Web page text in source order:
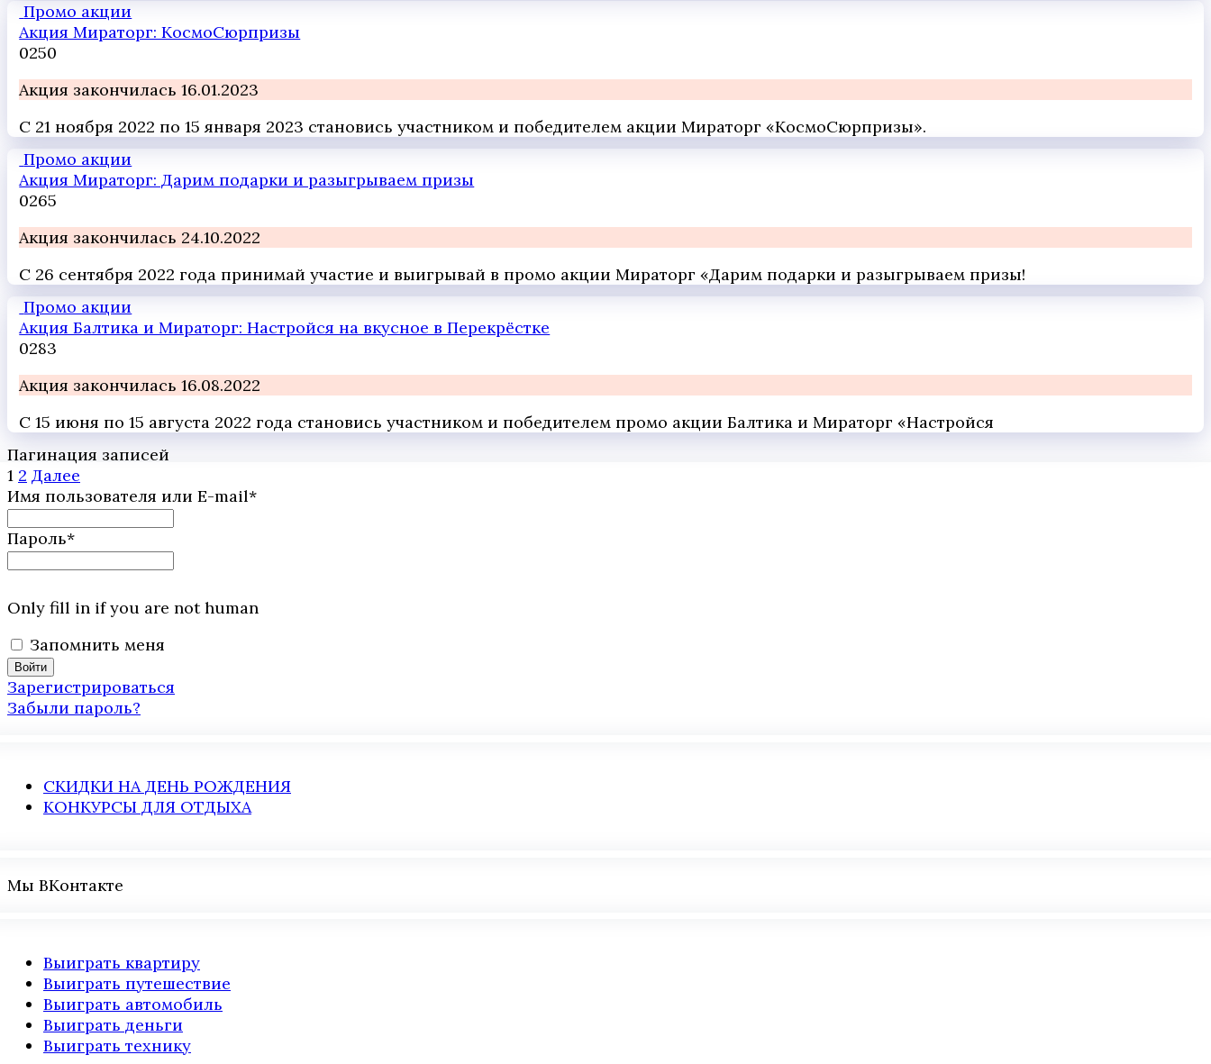
Промо акции
Акция Мираторг: КосмоСюрпризы
0250
Акция закончилась 16.01.2023
С 21 ноября 2022 по 15 января 2023 становись участником и победителем акции Мираторг «КосмоСюрпризы».
Промо акции
Акция Мираторг: Дарим подарки и разыгрываем призы
0265
Акция закончилась 24.10.2022
С 26 сентября 2022 года принимай участие и выигрывай в промо акции Мираторг «Дарим подарки и разыгрываем призы!
Промо акции
Акция Балтика и Мираторг: Настройся на вкусное в Перекрёстке
0283
Акция закончилась 16.08.2022
С 15 июня по 15 августа 2022 года становись участником и победителем промо акции Балтика и Мираторг «Настройся
Пагинация записей
1 2 Далее
Имя пользователя или E-mail*
Пароль*
Only fill in if you are not human
Запомнить меня
Зарегистрироваться
Забыли пароль?
СКИДКИ НА ДЕНЬ РОЖДЕНИЯ
КОНКУРСЫ ДЛЯ ОТДЫХА
Мы ВКонтакте
Выиграть квартиру
Выиграть путешествие
Выиграть автомобиль
Выиграть деньги
Выиграть технику